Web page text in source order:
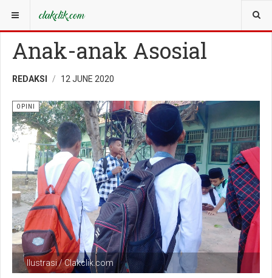
YOU ARE HERE: OPINI
Anak-anak Asosial
REDAKSI 12 JUNE 2020
Ilustrasi / Clakclik.com
OPINI